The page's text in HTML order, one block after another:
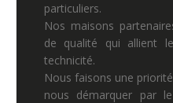
particuliers.
Nos maisons
de qualité qui allient
technicité.
Nous faisons une
nous démarquer par